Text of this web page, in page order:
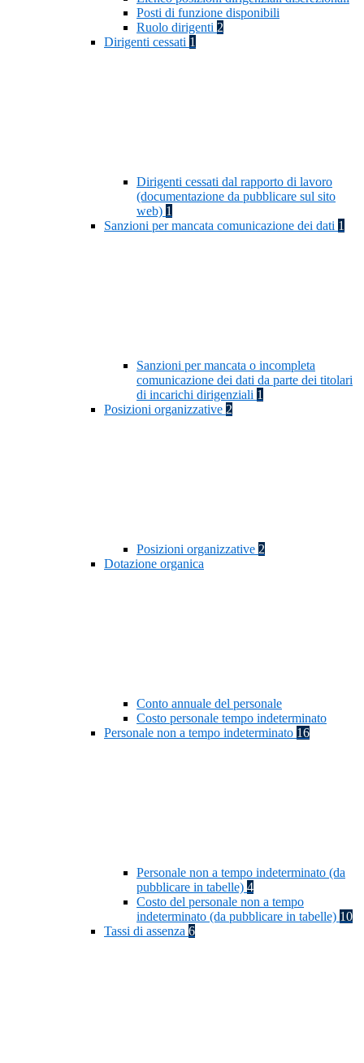
Posti di funzione disponibili
Ruolo dirigenti 2
Dirigenti cessati 1
Dirigenti cessati dal rapporto di lavoro
(documentazione da pubblicare sul sito
web) 1
Sanzioni per mancata comunicazione dei dati 1
Sanzioni per mancata o incompleta
comunicazione dei dati da parte dei titolari
di incarichi dirigenziali 1
Posizioni organizzative 2
Posizioni organizzative 2
Dotazione organica
Conto annuale del personale
Costo personale tempo indeterminato
Personale non a tempo indeterminato 16
Personale non a tempo indeterminato (da
pubblicare in tabelle) 4
Costo del personale non a tempo
indeterminato (da pubblicare in tabelle) 10
Tassi di assenza 6